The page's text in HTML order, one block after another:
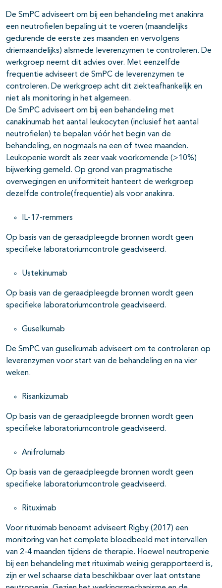
De SmPC adviseert om bij een behandeling met anakinra
een neutrofielen bepaling uit te voeren (maandelijks
gedurende de eerste zes maanden en vervolgens
driemaandelijks) alsmede leverenzymen te controleren. De
werkgroep neemt dit advies over. Met eenzelfde
frequentie adviseert de SmPC de leverenzymen te
controleren. De werkgroep acht dit ziekteafhankelijk en
niet als monitoring in het algemeen.
De SmPC adviseert om bij een behandeling met
canakinumab het aantal leukocyten (inclusief het aantal
neutrofielen) te bepalen vóór het begin van de
behandeling, en nogmaals na een of twee maanden.
Leukopenie wordt als zeer vaak voorkomende (>10%)
bijwerking gemeld. Op grond van pragmatische
overwegingen en uniformiteit hanteert de werkgroep
dezelfde controle(frequentie) als voor anakinra.
IL-17-remmers
Op basis van de geraadpleegde bronnen wordt geen
specifieke laboratoriumcontrole geadviseerd.
Ustekinumab
Op basis van de geraadpleegde bronnen wordt geen
specifieke laboratoriumcontrole geadviseerd.
Guselkumab
De SmPC van guselkumab adviseert om te controleren op
leverenzymen voor start van de behandeling en na vier
weken.
Risankizumab
Op basis van de geraadpleegde bronnen wordt geen
specifieke laboratoriumcontrole geadviseerd.
Anifrolumab
Op basis van de geraadpleegde bronnen wordt geen
specifieke laboratoriumcontrole geadviseerd.
Rituximab
Voor rituximab benoemt adviseert Rigby (2017) een
monitoring van het complete bloedbeeld met intervallen
van 2-4 maanden tijdens de therapie. Hoewel neutropenie
bij een behandeling met rituximab weinig gerapporteerd is,
zijn er wel schaarse data beschikbaar over laat ontstane